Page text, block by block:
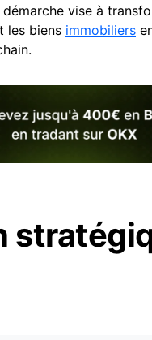
démarche vise à
les biens immobiliers